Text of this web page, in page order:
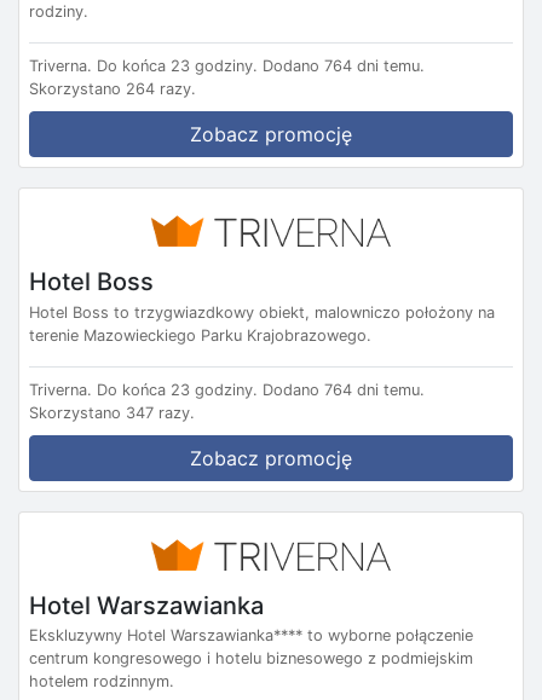
rodziny.
Triverna. Do końca 23 godziny. Dodano 764 dni temu.
Skorzystano 264 razy.
Zobacz promocję
Hotel Boss
Hotel Boss to trzygwiazdkowy obiekt, malowniczo położony na
terenie Mazowieckiego Parku Krajobrazowego.
Triverna. Do końca 23 godziny. Dodano 764 dni temu.
Skorzystano 347 razy.
Zobacz promocję
Hotel Warszawianka
Ekskluzywny Hotel Warszawianka**** to wyborne połączenie
centrum kongresowego i hotelu biznesowego z podmiejskim
hotelem rodzinnym.